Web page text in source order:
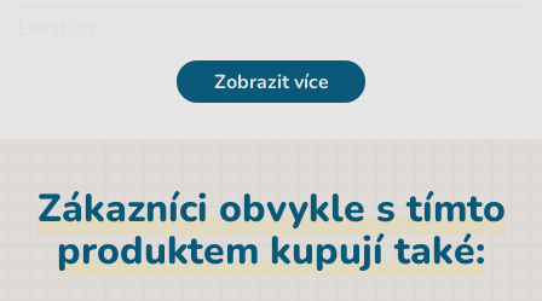
Samolepicí
Ne
Formát
Zobrazit více
Zákazníci obvykle s tímto
produktem kupují také: